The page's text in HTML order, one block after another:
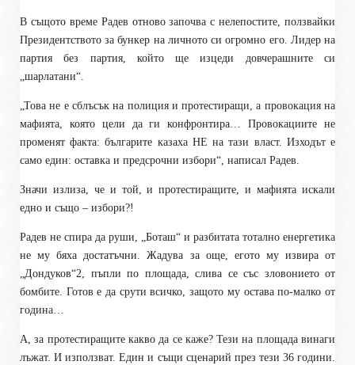
В същото време Радев отново започва с нелепостите, ползвайки
Президентството за бункер на личното си огромно его. Лидер на
партия без партия, който ще изцеди довчерашните си
„шарлатани“.
„Това не е сблъсък на полиция и протестиращи, а провокация на
мафията, която цели да ги конфронтира… Провокациите не
променят факта: българите казаха НЕ на тази власт. Изходът е
само един: оставка и предсрочни избори“, написал Радев.
Значи излиза, че и той, и протестиращите, и мафията искали
едно и също – избори?!
Радев не спира да руши, „Боташ“ и разбитата тотално енергетика
не му бяха достатъчни. Жадува за още, егото му извира от
„Дондуков“2, пъпли по площада, слива се със зловонието от
бомбите. Готов е да срути всичко, защото му остава по-малко от
година…
А, за протестиращите какво да се каже? Тези на площада винаги
лъжат. И използват. Един и същи сценарий през тези 36 години.